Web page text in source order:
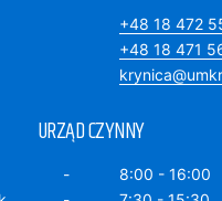
+48 18 472
+48 18 471
URZĄD CZYNNY
8:00 - 16:00